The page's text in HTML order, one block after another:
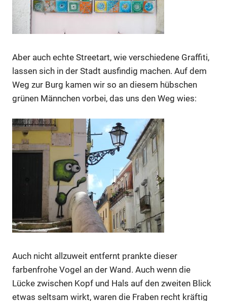
Aber auch echte Streetart, wie verschiedene Graffiti,
lassen sich in der Stadt ausfindig machen. Auf dem
Weg zur Burg kamen wir so an diesem hübschen
grünen Männchen vorbei, das uns den Weg wies:
Auch nicht allzuweit entfernt prankte dieser
farbenfrohe Vogel an der Wand. Auch wenn die
Lücke zwischen Kopf und Hals auf den zweiten Blick
etwas seltsam wirkt, waren die Fraben recht kräftig